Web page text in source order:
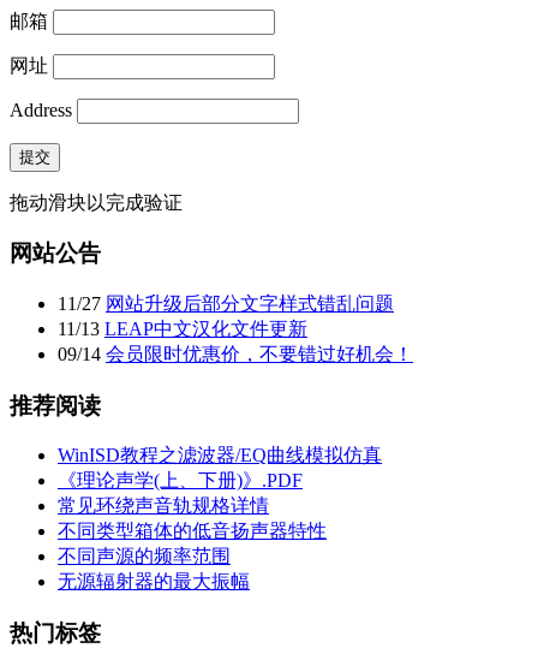
邮箱
网址
Address
提交
拖动滑块以完成验证
网站公告
11/27 网站升级后部分文字样式错乱问题
11/13 LEAP中文汉化文件更新
09/14 会员限时优惠价，不要错过好机会！
推荐阅读
WinISD教程之滤波器/EQ曲线模拟仿真
《理论声学(上、下册)》.PDF
常见环绕声音轨规格详情
不同类型箱体的低音扬声器特性
不同声源的频率范围
无源辐射器的最大振幅
热门标签